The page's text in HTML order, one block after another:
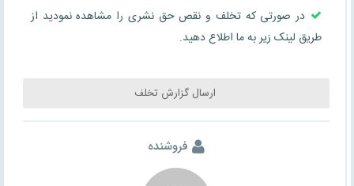
در صورتی که تخلف و نقص حق نشری را مشاهده نمودید از
طریق لینک زیر به ما اطلاع دهید.
ارسال گزارش تخلف
فروشنده